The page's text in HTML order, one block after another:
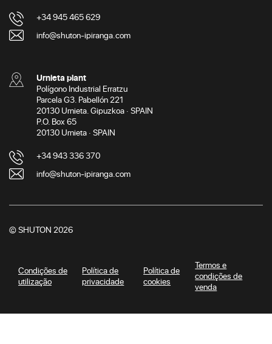
+34 945 465 629
info@shuton-ipiranga.com
Urnieta plant
Polígono Industrial Erratzu
Parcela G3. Pabellón 221
20130 Urnieta. Gipuzkoa · SPAIN
P.O. Box 65
20130 Urnieta · SPAIN
+34 943 336 370
info@shuton-ipiranga.com
© SHUTON 2026
Condições de
utilização
Política de
privacidade
Política de
cookies
Termos e
condições de
venda